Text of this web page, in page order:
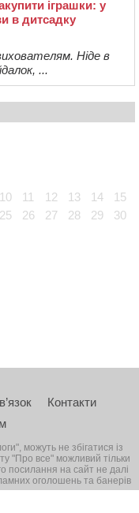
іграшки: у
в дитсадку
Ніде в
...
10 11 12 13 14
15
25 26 27 28 29
30
Контакти
можуть не збігатися із
"Про все" можливий тільки
посилання на сайт не далі
оголошень та банерів